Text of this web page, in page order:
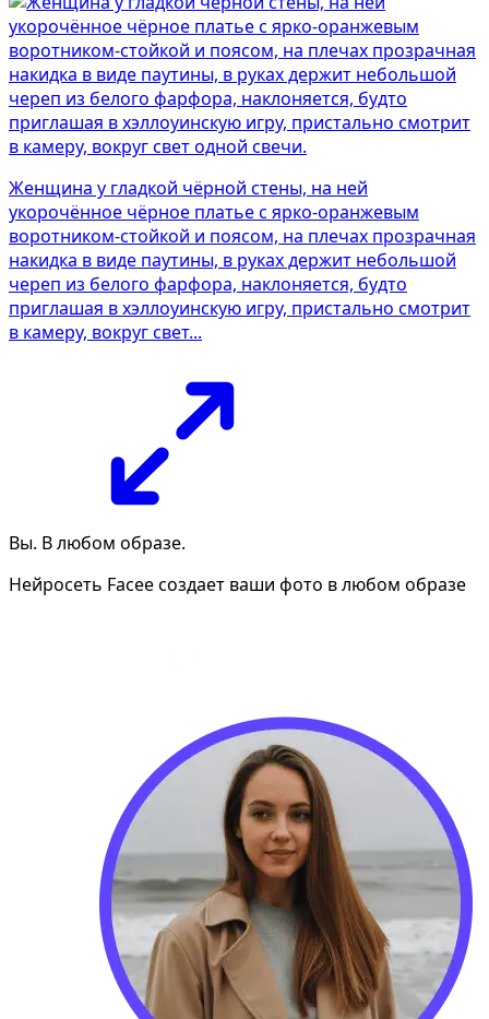
Женщина у гладкой чёрной стены, на ней
укорочённое чёрное платье с ярко-оранжевым
воротником-стойкой и поясом, на плечах прозрачная
накидка в виде паутины, в руках держит небольшой
череп из белого фарфора, наклоняется, будто
приглашая в хэллоуинскую игру, пристально смотрит
в камеру, вокруг свет...
Вы. В любом образе.
Нейросеть Facee создает ваши фото в любом образе